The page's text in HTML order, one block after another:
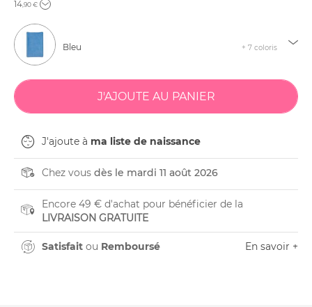
14,90 €
Bleu + 7 coloris
J'ajoute à ma liste de naissance
Chez vous dès le mardi 11 août 2026
Encore 49 € d'achat pour bénéficier de la
LIVRAISON GRATUITE
Satisfait ou Remboursé En savoir +